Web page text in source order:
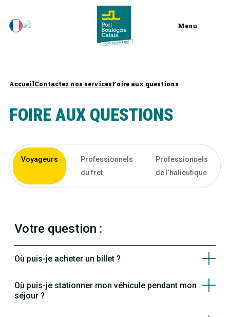
Menu
AccueilContactez nos servicesFoire aux questions
FOIRE AUX QUESTIONS
Voyageurs
Professionnels
du fret
Professionnels
de l’halieutique
Votre question :
Où puis-je acheter un billet ?
Où puis-je stationner mon véhicule pendant mon
séjour ?